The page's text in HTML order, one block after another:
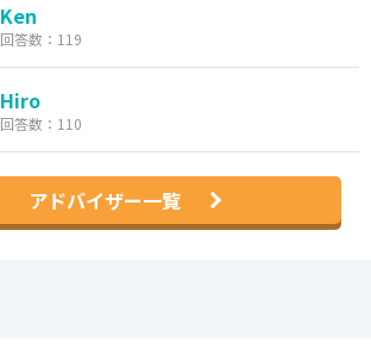
Ken
回答数：119
Hiro
回答数：110
アドバイザー一覧